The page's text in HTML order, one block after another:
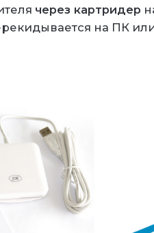
через картридер
на ПК